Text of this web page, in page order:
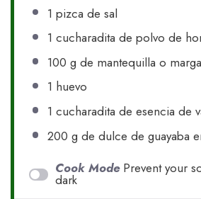
1 pizca de sal
1 cucharadita de polvo de
100 g de mantequilla o
1 huevo
1 cucharadita de esencia de
200 g de dulce de guayaba
Cook Mode Prevent your
dark